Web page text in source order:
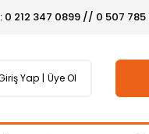
0 212 347 0899 // 0 507 785
Yap Üye Ol